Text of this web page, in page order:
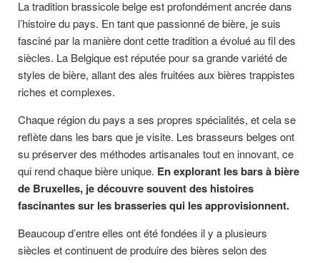
La tradition brassicole belge est profondément ancrée dans
l’histoire du pays. En tant que passionné de bière, je suis
fasciné par la manière dont cette tradition a évolué au fil des
siècles. La Belgique est réputée pour sa grande variété de
styles de bière, allant des ales fruitées aux bières trappistes
riches et complexes.
Chaque région du pays a ses propres spécialités, et cela se
reflète dans les bars que je visite. Les brasseurs belges ont
su préserver des méthodes artisanales tout en innovant, ce
qui rend chaque bière unique. En explorant les bars à bière
de Bruxelles, je découvre souvent des histoires
fascinantes sur les brasseries qui les approvisionnent.
Beaucoup d’entre elles ont été fondées il y a plusieurs
siècles et continuent de produire des bières selon des